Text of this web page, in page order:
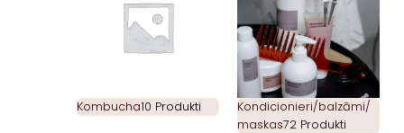
Kombucha10 Produkti
Kondicionieri/balzāmi/
maskas72 Produkti